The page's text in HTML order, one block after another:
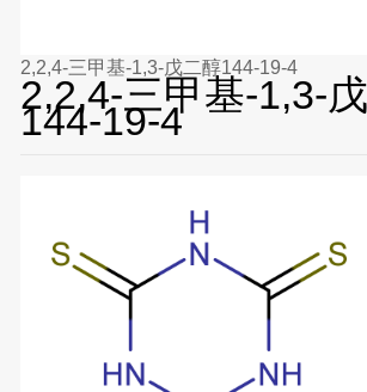
2,2,4-三甲基-1,3-戊二醇144-19-4
2,2,4-三甲基-1,3-
144-19-4